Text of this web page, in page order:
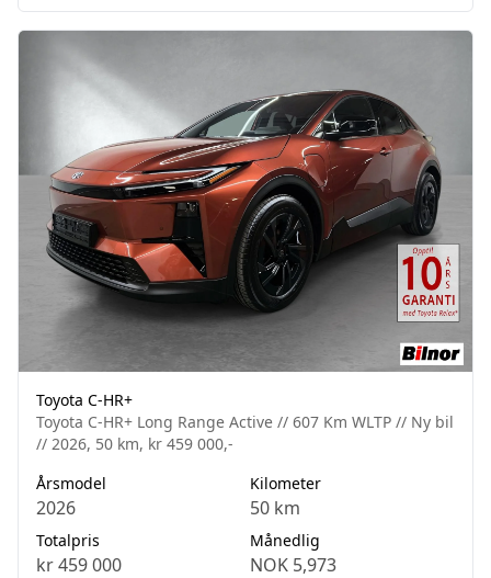
Toyota C-HR+
Toyota C-HR+ Long Range Active // 607 Km WLTP // Ny bil
// 2026, 50 km, kr 459 000,-
Årsmodel
2026
Kilometer
50 km
Totalpris
kr 459 000
Månedlig
NOK 5,973